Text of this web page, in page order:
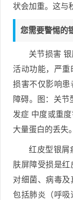
状会加重。这与
您需要警惕的
关节损害
活动功能，严
损害不仅影响患
障碍。图：关
发症 中度或重
大量蛋白的丢失。
红皮型银屑
肤屏障受损是
对细菌、病毒
包括肺炎（呼吸